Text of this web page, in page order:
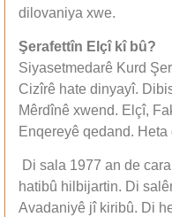
dilovaniya xwe.
Şerafettîn Elçî kî bû?
Siyasetmedarê Kurd
Cizîrê hate dinyayî.
Mêrdînê xwend. Elçî,
Enqereyê qedand.
Di sala 1977 an de
hatibû hilbijartin. Di
Avadaniyê jî kiribû. Di